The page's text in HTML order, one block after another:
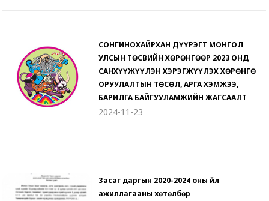
СОНГИНОХАЙРХАН ДҮҮРЭГТ МОНГОЛ
УЛСЫН ТӨСВИЙН ХӨРӨНГӨӨР 2023 ОНД
САНХҮҮЖҮҮЛЭН ХЭРЭГЖҮҮЛЭХ ХӨРӨНГӨ
ОРУУЛАЛТЫН ТӨСӨЛ, АРГА ХЭМЖЭЭ,
БАРИЛГА БАЙГУУЛАМЖИЙН ЖАГСААЛТ
2024-11-23
Засаг даргын 2020-2024 оны үйл
ажиллагааны хөтөлбөр